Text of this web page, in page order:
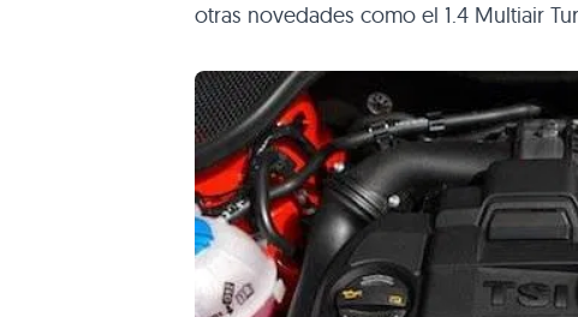
otras novedades como el 1.4 Multiair